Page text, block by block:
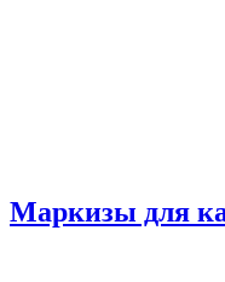
Маркизы для